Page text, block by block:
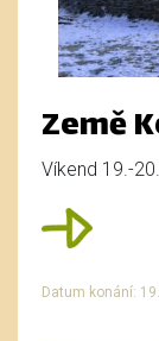
Země
Víkend 19.-
Datum konání: